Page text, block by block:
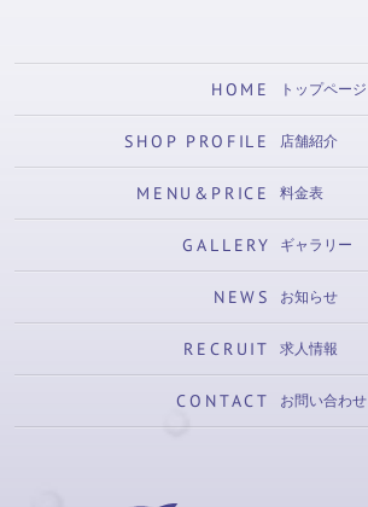
HOME トップページ
SHOP PROFILE 店舗紹介
MENU&PRICE 料金表
GALLERY ギャラリー
NEWS お知らせ
RECRUIT 求人情報
CONTACT お問い合わせ